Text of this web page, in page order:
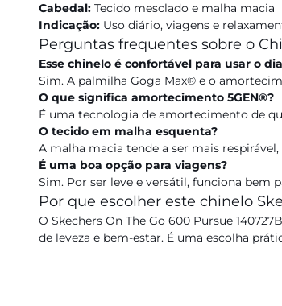
Cabedal: Tecido mesclado e malha macia
Indicação: Uso diário, viagens e
Perguntas frequentes sobre o
Esse chinelo é confortável para usar o
Sim. A palmilha Goga Max® e o
O que significa amortecimento 5GEN®?
É uma tecnologia de amortecimento de
O tecido em malha esquenta?
A malha macia tende a ser mais
É uma boa opção para viagens?
Sim. Por ser leve e versátil, funciona bem
Por que escolher este chinelo
O Skechers On The Go 600 Pursue
de leveza e bem-estar. É uma escolha